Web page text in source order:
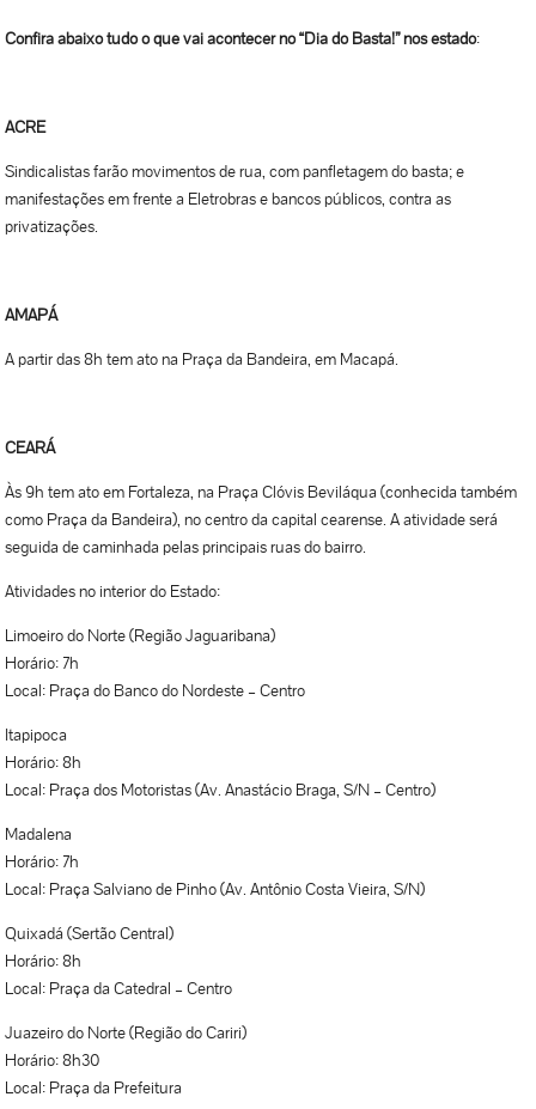
Confira abaixo tudo o que vai acontecer no “Dia do Basta!” nos estado:
ACRE
Sindicalistas farão movimentos de rua, com panfletagem do basta; e
manifestações em frente a Eletrobras e bancos públicos, contra as
privatizações.
AMAPÁ
A partir das 8h tem ato na Praça da Bandeira, em Macapá.
CEARÁ
Às 9h tem ato em Fortaleza, na Praça Clóvis Beviláqua (conhecida também
como Praça da Bandeira), no centro da capital cearense. A atividade será
seguida de caminhada pelas principais ruas do bairro.
Atividades no interior do Estado:
Limoeiro do Norte (Região Jaguaribana)
Horário: 7h
Local: Praça do Banco do Nordeste – Centro
Itapipoca
Horário: 8h
Local: Praça dos Motoristas (Av. Anastácio Braga, S/N – Centro)
Madalena
Horário: 7h
Local: Praça Salviano de Pinho (Av. Antônio Costa Vieira, S/N)
Quixadá (Sertão Central)
Horário: 8h
Local: Praça da Catedral – Centro
Juazeiro do Norte (Região do Cariri)
Horário: 8h30
Local: Praça da Prefeitura